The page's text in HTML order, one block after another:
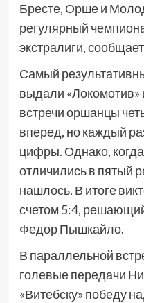
Бресте, Орше и
регулярный
экстралиги,
Самый
выдали «Локомотив»
встречи оршанцы
вперед, но каждый
цифры. Однако,
отличились в пятый
нашлось. В итоге
счетом 5:4,
Федор Пышкайло.
В параллельной
голевые передачи
«Витебску» победу